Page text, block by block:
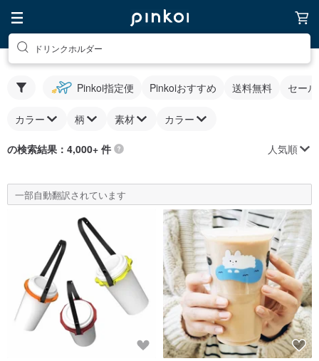
ドリンクホルダー
Pinkoi指定便 Pinkoiおすすめ 送料無料 セー
カラー 柄 素材 カラー
の検索結果：4,000+ 件 人気順
一部自動翻訳されています